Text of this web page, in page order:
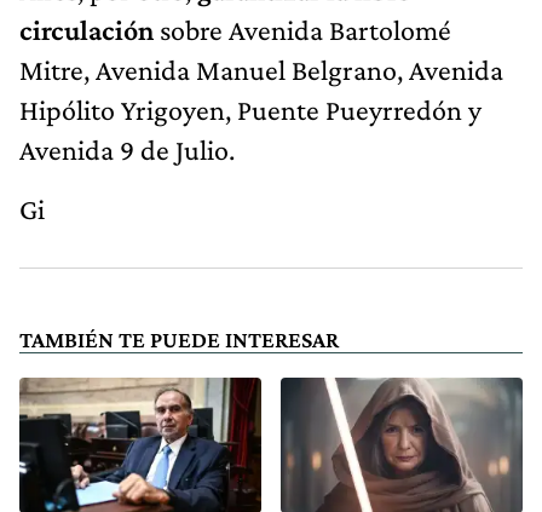
circulación sobre Avenida Bartolomé
Mitre, Avenida Manuel Belgrano, Avenida
Hipólito Yrigoyen, Puente Pueyrredón y
Avenida 9 de Julio.
Gi
TAMBIÉN TE PUEDE INTERESAR